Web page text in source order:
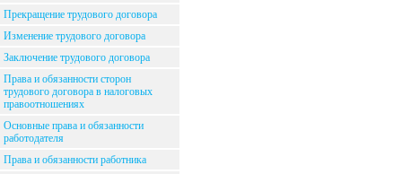
Прекращение трудового договора
Изменение трудового договора
Заключение трудового договора
Права и обязанности сторон
трудового договора в налоговых
правоотношениях
Основные права и обязанности
работодателя
Права и обязанности работника